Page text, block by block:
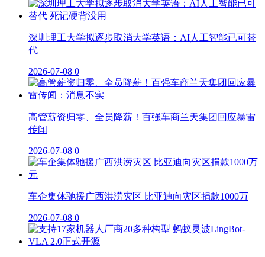
深圳理工大学拟逐步取消大学英语：AI人工智能已可替
代
2026-07-08 0
高管薪资归零、全员降薪！百强车商兰天集团回应暴雷
传闻
2026-07-08 0
车企集体驰援广西洪涝灾区 比亚迪向灾区捐款1000万
2026-07-08 0